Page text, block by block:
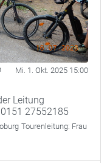
Mi. 1. Okt. 2025 15:00
Leitung
27552185
Tourenleitung: Frau